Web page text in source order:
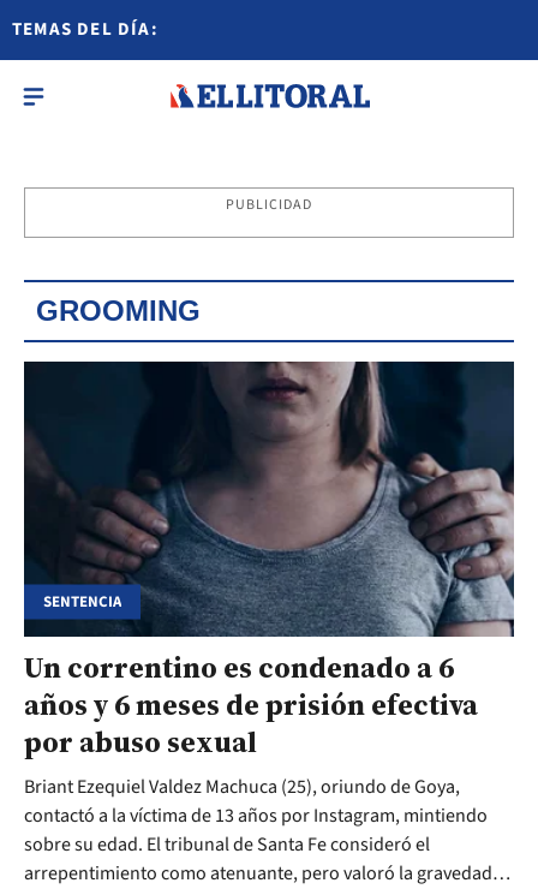
TEMAS DEL DÍA:
PUBLICIDAD
GROOMING
SENTENCIA
Un correntino es condenado a 6
años y 6 meses de prisión efectiva
por abuso sexual
Briant Ezequiel Valdez Machuca (25), oriundo de Goya,
contactó a la víctima de 13 años por Instagram, mintiendo
sobre su edad. El tribunal de Santa Fe consideró el
arrepentimiento como atenuante, pero valoró la gravedad